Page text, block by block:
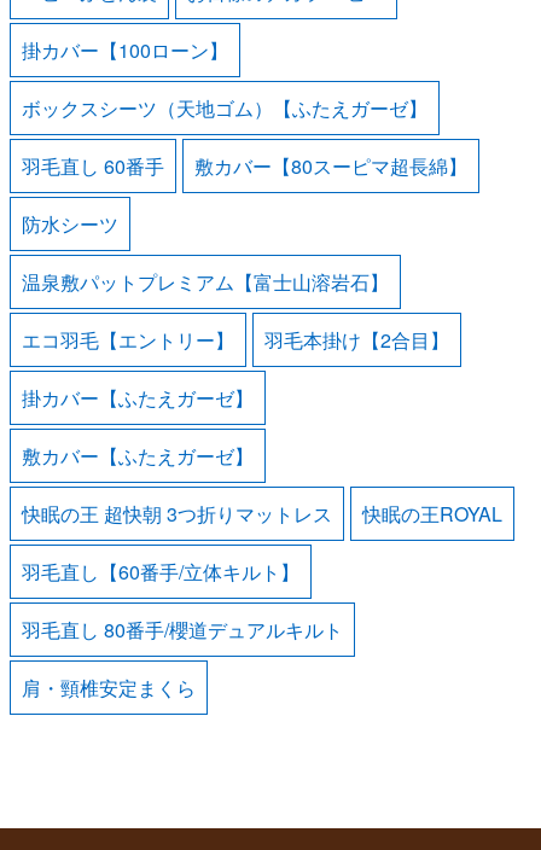
掛カバー【100ローン】
ボックスシーツ（天地ゴム）【ふたえガーゼ】
羽毛直し 60番手 敷カバー【80スーピマ超長綿】
防水シーツ
温泉敷パットプレミアム【富士山溶岩石】
エコ羽毛【エントリー】 羽毛本掛け【2合目】
掛カバー【ふたえガーゼ】
敷カバー【ふたえガーゼ】
快眠の王 超快朝 3つ折りマットレス 快眠の王ROYAL
羽毛直し【60番手/立体キルト】
羽毛直し 80番手/櫻道デュアルキルト
肩・頸椎安定まくら